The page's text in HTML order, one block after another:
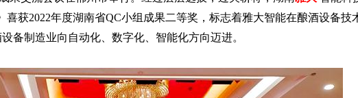
获2022年度湖南省QC小组成果二等奖，标志着雅大智能在酿酒设备技
备制造业向自动化、数字化、智能化方向迈进。